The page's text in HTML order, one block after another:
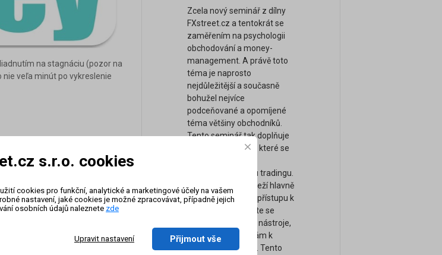
na stagnáciu (pozor na
veľa minút po vykreslenie
v závislosti od rôznych brokerov
inštrumentu – v Exceli
od rôznych brokerov líšiť)
Zcela nový seminář z dílny
FXstreet.cz a tentokrát se
zaměřením na psychologii
obchodování a money-
management. A právě toto
téma je naprosto
nejdůležitější a současně
bohužel nejvíce
podceňované a opomíjené
téma většiny obchodníků.
Tento seminář tak doplňuje
naše ostatní kurzy, které se
technickou stránku tradingu.
Úspěch tradera záleží hlavně
na jeho psychice a přístupu k
obchodování. Přijďte se
naučit ty nejsilnější nástroje,
tipy a rady, které vám k
úspěchu pomohou. Tento
s.r.o. cookies
cookies pro funkční, analytické a marketingové účely na vašem
nastavení, jaké cookies je možné zpracovávat, případně jejich
osobních údajů naleznete zde
Upravit nastavení Přijmout vše